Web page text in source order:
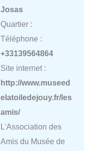
Josas
Quartier :
Téléphone :
+33139564864
Site internet :
http://www.museed
elatoiledejouy.fr/les
amis/
L'Association des
Amis du Musée de